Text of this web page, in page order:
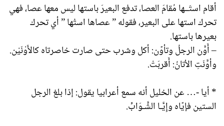
أقام استَــها مُقامَ العصا، تدفع البعيرَ باستها ليس معها عصا، فهي
تحرك استها على البعير، فقوله ” عصاها استُها ” أي تحرك
بعيرها باستها.
– أَوَّن الرجلُ وتأوّن: أكل وشرب حتى صارت خاصرتاه كالأَوْنَيْن.
وأوَّنَتِ الأتانُ: أَقربَتْ.
* أيا -… عن الخليل أنه سمع أعرابيا يقول: إذا بلغ الرجل
الستين فإيّاه وإِيَّـا الشَّـوَابِّ.